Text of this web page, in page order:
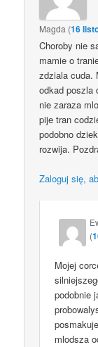
Magda (16
Choroby nie
mamie o
zdziala cuda.
odkad poszla
nie zaraza
pije tran
podobno
rozwija.
Zaloguj się,
(
Mojej
podobnie
mlodsza